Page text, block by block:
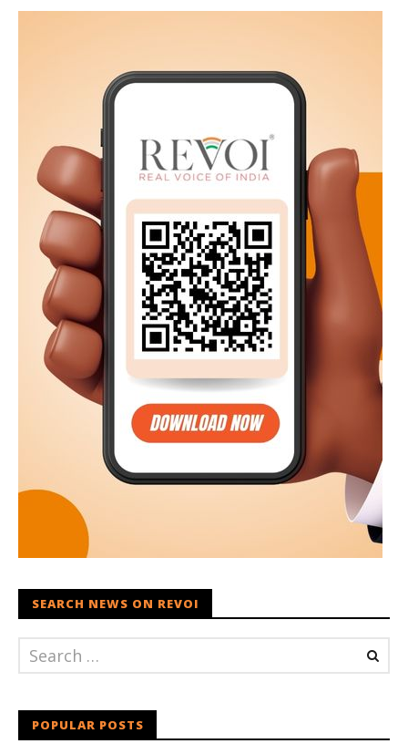
SEARCH NEWS ON REVOI
POPULAR POSTS